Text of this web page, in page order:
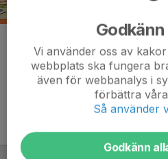
Kommentarer
Vi använder oss av
webbplats ska fungera
även för webbanalys i
förbättra
Så använder
Godkänn